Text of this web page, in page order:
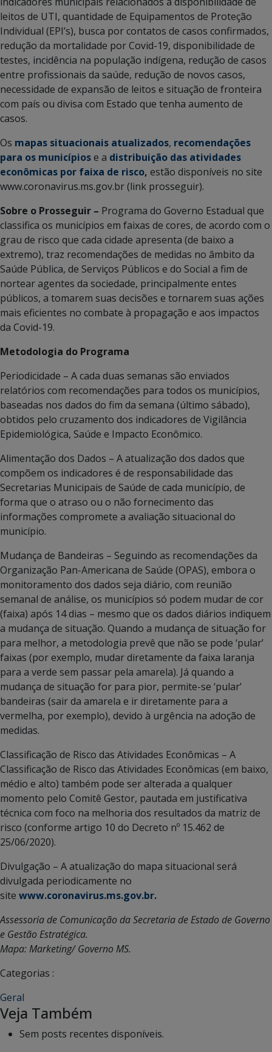
leitos de UTI, quantidade de Equipamentos de Proteção
Individual (EPI’s), busca por contatos de casos confirmados,
redução da mortalidade por Covid-19, disponibilidade de
testes, incidência na população indígena, redução de casos
entre profissionais da saúde, redução de novos casos,
necessidade de expansão de leitos e situação de fronteira
com país ou divisa com Estado que tenha aumento de
casos.
Os mapas situacionais atualizados, recomendações
para os municípiose a distribuição das atividades
econômicas por faixa de risco, estão disponíveis no site
www.coronavirus.ms.gov.br (link prosseguir).
Sobre o Prosseguir – Programa do Governo Estadual que
classifica os municípios em faixas de cores, de acordo com o
grau de risco que cada cidade apresenta (de baixo a
extremo), traz recomendações de medidas no âmbito da
Saúde Pública, de Serviços Públicos e do Social a fim de
nortear agentes da sociedade, principalmente entes
públicos, a tomarem suas decisões e tornarem suas ações
mais eficientes no combate à propagação e aos impactos
da Covid-19.
Metodologia do Programa
Periodicidade – A cada duas semanas são enviados
relatórios com recomendações para todos os municípios,
baseadas nos dados do fim da semana (último sábado),
obtidos pelo cruzamento dos indicadores de Vigilância
Epidemiológica, Saúde e Impacto Econômico.
Alimentação dos Dados – A atualização dos dados que
compõem os indicadores é de responsabilidade das
Secretarias Municipais de Saúde de cada município, de
forma que o atraso ou o não fornecimento das
informações compromete a avaliação situacional do
município.
Mudança de Bandeiras – Seguindo as recomendações da
Organização Pan-Americana de Saúde (OPAS), embora o
monitoramento dos dados seja diário, com reunião
semanal de análise, os municípios só podem mudar de cor
(faixa) após 14 dias – mesmo que os dados diários indiquem
a mudança de situação. Quando a mudança de situação for
para melhor, a metodologia prevê que não se pode ‘pular’
faixas (por exemplo, mudar diretamente da faixa laranja
para a verde sem passar pela amarela). Já quando a
mudança de situação for para pior, permite-se ‘pular’
bandeiras (sair da amarela e ir diretamente para a
vermelha, por exemplo), devido à urgência na adoção de
medidas.
Classificação de Risco das Atividades Econômicas – A
Classificação de Risco das Atividades Econômicas (em baixo,
médio e alto) também pode ser alterada a qualquer
momento pelo Comitê Gestor, pautada em justificativa
técnica com foco na melhoria dos resultados da matriz de
risco (conforme artigo 10 do Decreto nº 15.462 de
25/06/2020).
Divulgação – A atualização do mapa situacional será
divulgada periodicamente no
site www.coronavirus.ms.gov.br.
Assessoria de Comunicação da Secretaria de Estado de Governo
e Gestão Estratégica.
Mapa: Marketing/ Governo MS.
Categorias :
Geral
Veja Também
Sem posts recentes disponíveis.